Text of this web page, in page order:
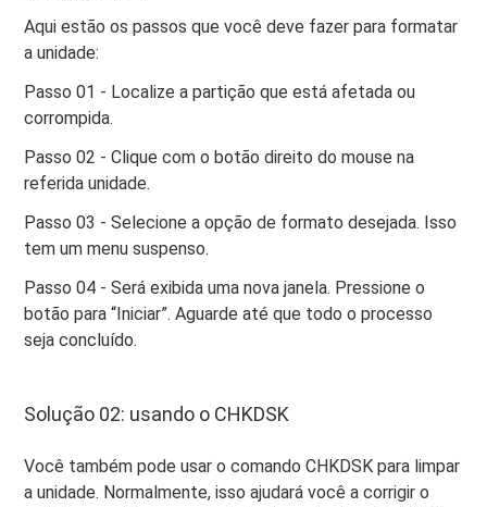
Aqui estão os passos que você deve fazer para formatar
a unidade:
Passo 01 - Localize a partição que está afetada ou
corrompida.
Passo 02 - Clique com o botão direito do mouse na
referida unidade.
Passo 03 - Selecione a opção de formato desejada. Isso
tem um menu suspenso.
Passo 04 - Será exibida uma nova janela. Pressione o
botão para “Iniciar”. Aguarde até que todo o processo
seja concluído.
Solução 02: usando o CHKDSK
Você também pode usar o comando CHKDSK para limpar
a unidade. Normalmente, isso ajudará você a corrigir o